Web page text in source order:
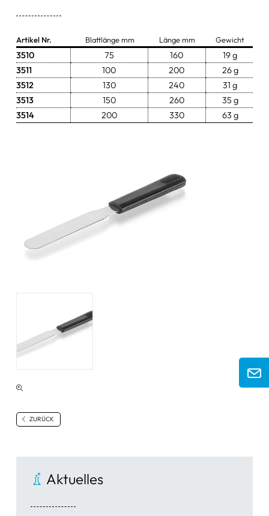
Schüsseln & Schalen
Wasserstrahlpumpen
Ersatzteile & Zubehör
sonstige Artikel
Artikel Nr. Blattlänge mm Länge mm Gewicht
3510 75 160
19 g
3511
100 200
26 g
3512
130 240
31 g
3513
150 260
35 g
3514
200 330 63 g
ZURÜCK
Aktuelles